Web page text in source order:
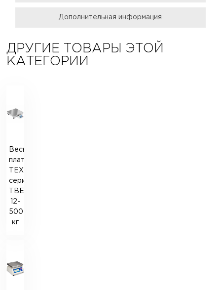
Дополнительная информация
ДРУГИЕ ТОВАРЫ ЭТОЙ
КАТЕГОРИИ
Весы
платформенные
ТЕХНОВАГИ
серии
TBE
12-
500
кг